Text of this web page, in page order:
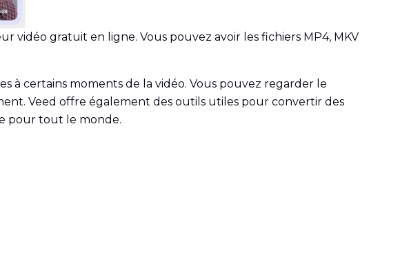
vidéo gratuit en ligne. Vous pouvez avoir les fichiers MP4, MKV
à certains moments de la vidéo. Vous pouvez regarder le
Veed offre également des outils utiles pour convertir des
pour tout le monde.